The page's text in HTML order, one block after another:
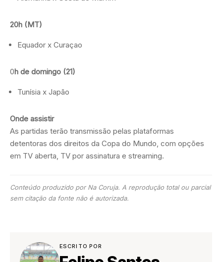
20h (MT)
Equador x Curaçao
0h de domingo (21)
Tunísia x Japão
Onde assistir
As partidas terão transmissão pelas plataformas
detentoras dos direitos da Copa do Mundo, com opções
em TV aberta, TV por assinatura e streaming.
Conteúdo produzido por Na Coruja. A reprodução total ou parcial
sem citação da fonte não é autorizada.
ESCRITO POR